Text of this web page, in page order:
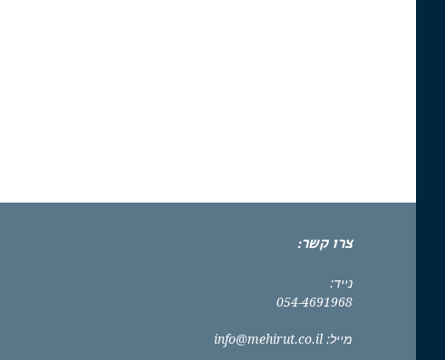
צרו קשר:
נייד:
054-4691968
מייל: info@mehirut.co.il